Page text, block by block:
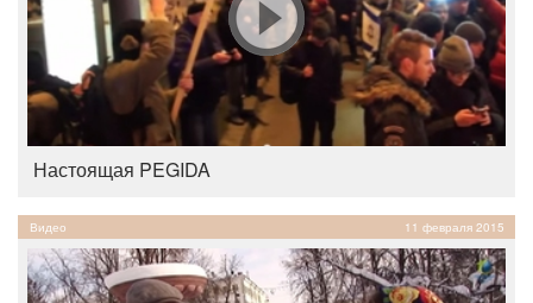
Настоящая PEGIDA
Видео 11 февраля 2015